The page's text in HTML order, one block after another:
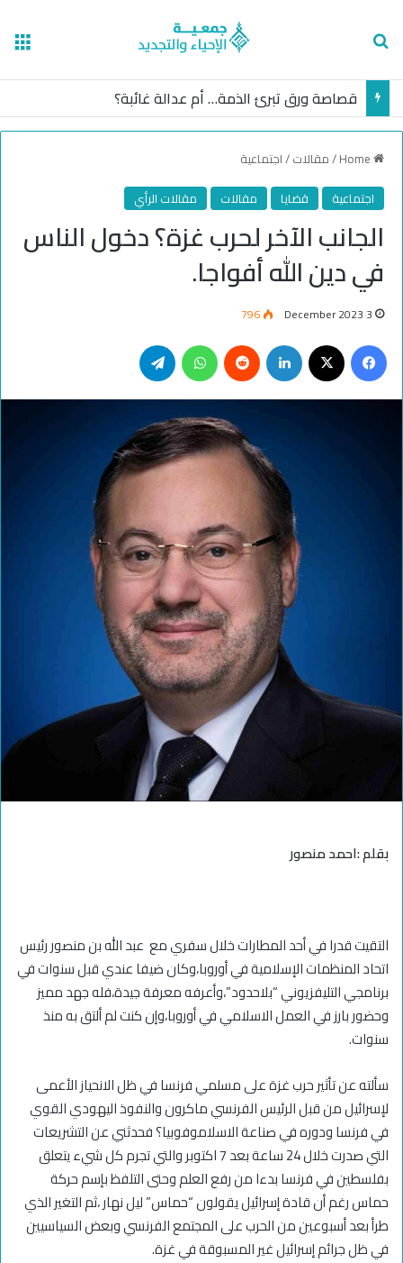
قصاصة ورق تبرئ الذمة… أم عدالة غائبة؟
/مقالات/اجتماعية
اجتماعية
قضايا مقالات مقالات الرأي
الجانب الآخر لحرب غزة؟ ‏دخول الناس
في دين الله أفواجا.
3 December 2023
796
Facebook
LinkedIn
Reddit
WhatsApp
‏بقلم :احمد منصور
‏التقيت قدرا في أحد المطارات خلال سفري مع عبد الله بن منصور رئيس
اتحاد المنظمات الإسلامية في أوروبا،وكان ضيفا عندي قبل سنوات في
برنامجي التليفزيوني “بلاحدود”،وأعرفه معرفة جيدة،فله جهد مميز
وحضور بارز في العمل الاسلامي في أوروبا،وإن كنت لم ألتق به منذ
سنوات.
‏سألته عن تأثير حرب غزة على مسلمي فرنسا في ظل الانحياز الأعمى
لإسرائيل من قبل الرئيس الفرنسي ماكرون والنفوذ اليهودي القوي
في فرنسا ودوره في صناعة الاسلاموفوبيا؟ فحدثني عن التشريعات
التي صدرت خلال 24 ساعة بعد 7 اكتوبر والتي تجرم كل شيء يتعلق
بفلسطين في فرنسا بدءا من رفع العلم وحتى التلفظ بإسم حركة
حماس رغم أن قادة إسرائيل يقولون “حماس” ليل نهار ،ثم التغير الذي
طرأ بعد أسبوعين من الحرب على المجتمع الفرنسي وبعض السياسيين
في ظل جرائم إسرائيل غير المسبوقة في غزة.